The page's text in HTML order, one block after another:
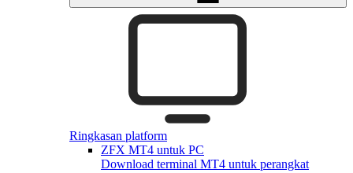
Ringkasan platform
ZFX MT4 untuk PC
Download terminal MT4 untuk perangkat